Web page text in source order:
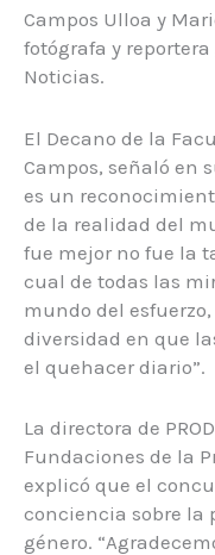
Campos Ulloa y
fotógrafa y
Noticias.
El Decano de la
Campos, señaló en
es un
de la realidad del
fue mejor no fue la
cual de todas las
mundo del
diversidad en que
el quehacer diario”.
La directora de
Fundaciones de la
explicó que el
conciencia sobre la
género.